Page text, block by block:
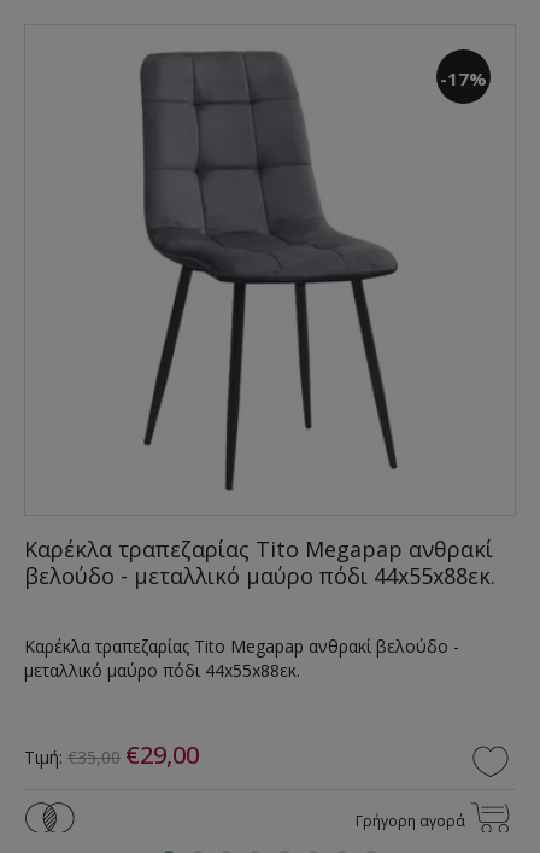
-17%
Καρέκλα τραπεζαρίας Tito Megapap ανθρακί
βελούδο - μεταλλικό μαύρο πόδι 44x55x88εκ.
Καρέκλα τραπεζαρίας Tito Megapap ανθρακί βελούδο -
μεταλλικό μαύρο πόδι 44x55x88εκ.
Τιμή: €35,00 €29,00
Γρήγορη αγορά